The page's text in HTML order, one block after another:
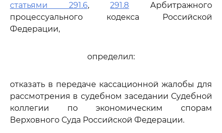
статьями 291.6,291.8 Арбитражного
процессуального кодекса Российской
Федерации,
определил:
отказать в передаче кассационной жалобы для
рассмотрения в судебном заседании Судебной
коллегии по экономическим спорам
Верховного Суда Российской Федерации.